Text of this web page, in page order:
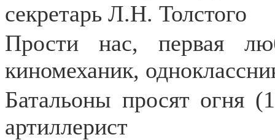
секретарь Л.Н. Толстого
Прости нас, первая
киномеханик,
Батальоны просят огня
артиллерист